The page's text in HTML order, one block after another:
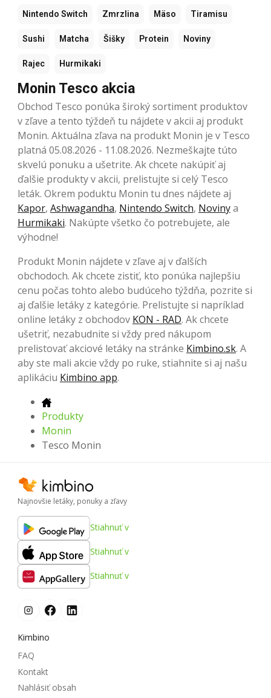
Nintendo Switch Zmrzlina Mäso Tiramisu
Sushi Matcha Šišky Protein Noviny
Rajec Hurmikaki
Monin Tesco akcia
Obchod Tesco ponúka široký sortiment produktov
v zľave a tento týždeň tu nájdete v akcii aj produkt
Monin. Aktuálna zľava na produkt Monin je v Tesco
platná 05.08.2026 - 11.08.2026. Nezmeškajte túto
skvelú ponuku a ušetrite. Ak chcete nakúpiť aj
ďalšie produkty v akcii, prelistujte si celý Tesco
leták. Okrem poduktu Monin tu dnes nájdete aj
Kapor, Ashwagandha, Nintendo Switch, Novinya
Hurmikaki. Nakúpte všetko čo potrebujete, ale
výhodne!
Produkt Monin nájdete v zľave aj v ďalších
obchodoch. Ak chcete zistiť, kto ponúka najlepšiu
cenu počas tohto alebo budúceho týždňa, pozrite si
aj ďalšie letáky z kategórie. Prelistujte si napríklad
online letáky z obchodov KON - RAD. Ak chcete
ušetriť, nezabudnite si vždy pred nákupom
prelistovať akciové letáky na stránke Kimbino.sk. A
aby ste mali akcie vždy po ruke, stiahnite si aj našu
aplikáciu Kimbino app.
Produkty
Monin
Tesco Monin
Najnovšie letáky, ponuky a zľavy
Stiahnuť v
Stiahnuť v
Stiahnuť v
Kimbino
FAQ
Kontakt
Nahlásiť obsah